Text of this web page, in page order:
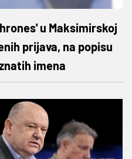
u Maksimirskoj
prijava, na popisu
imena